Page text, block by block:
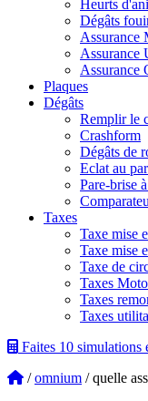
Heurts
Dégâts
Assurance
Assurance
Assurance
Plaques
Dégâts
Remplir le
Crashform
Dégâts de
Eclat au
Pare-brise
Taxes
Taxe mise
Taxe mise
Taxe de
Taxes
Taxes
Taxes
Faites 10 simulations
/omnium / quelle